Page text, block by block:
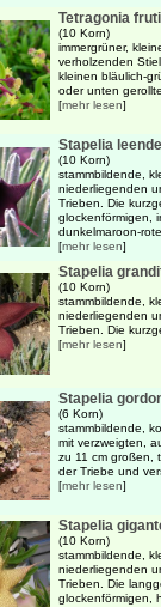
Tetragonia
(10 Korn)
immergrüner,
verholzenden
kleinen bläulich-
oder unten
[mehr lesen]
Stapelia
(10 Korn)
stammbildende,
niederliegenden
Trieben. Die
glockenförmigen,
dunkelmaroon-
[mehr lesen]
Stapelia
(10 Korn)
stammbildende,
niederliegenden
Trieben. Die
[mehr lesen]
Stapelia
(6 Korn)
stammbildende,
mit verzweigten,
zu 11 cm großen,
der Triebe und
[mehr lesen]
Stapelia
(10 Korn)
stammbildende,
niederliegenden
Trieben. Die
glockenförmigen,